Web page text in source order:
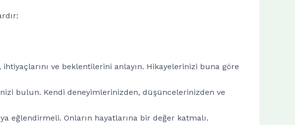
ve beklentilerini anlayın. Hikayelerinizi buna göre
bulun. Kendi deneyimlerinizden, düşüncelerinizden ve
eğlendirmeli. Onların hayatlarına bir değer katmalı.